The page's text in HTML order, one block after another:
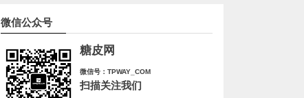
微信公众号
糖皮网
微信号：TPWAY_COM
扫描关注我们